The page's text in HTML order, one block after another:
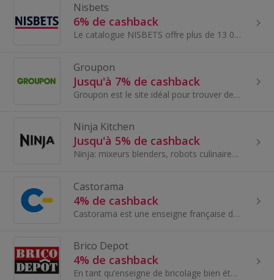
Nisbets
6% de cashback
Le catalogue NISBETS offre plus de 13 000 produits destinés aux professionnels du secteur CHR et de la restauration collective. Nisbets couvre...
Groupon
Jusqu'à 7% de cashback
Groupon est le site idéal pour trouver des offres exceptionnelles et des deals autour de chez vous.
Ninja Kitchen
Jusqu'à 5% de cashback
Ninja: mixeurs blenders, robots culinaires, grills d’intérieur, autocuiseurs.
Castorama
4% de cashback
Castorama est une enseigne française de grande distribution spécialisée dans les domaines du bricolage, du bâti, de l’aménagement...
Brico Depot
4% de cashback
En tant qu’enseigne de bricolage bien établie avec un positionnement fortement orienté prix et valeur, Brico Dépôt offre plusieurs avantages aux pa...